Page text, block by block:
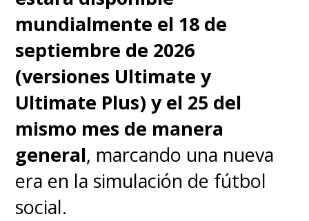
mundialmente el 18 de
septiembre de 2026
(versiones Ultimate y
Ultimate Plus) y el 25 del
mismo mes de manera
general, marcando una nueva
era en la simulación de fútbol
social.